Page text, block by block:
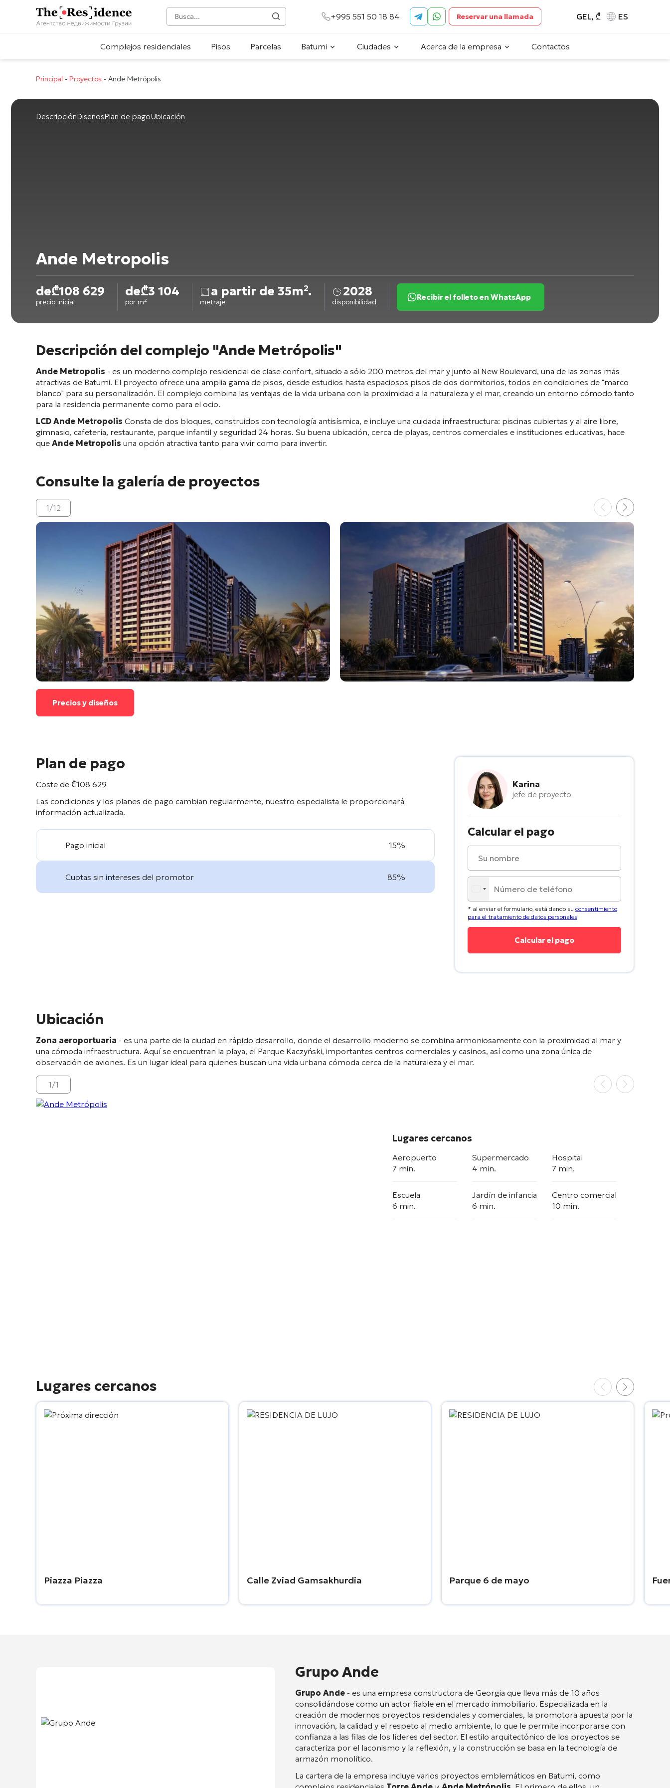
+995 551 50 18 84 Reservar una llamada GEL, ₾ ES
Complejos residenciales Pisos Parcelas Batumi Ciudades Acerca de la empresa Contactos
Principal - Proyectos - Ande Metrópolis
DescripciónDiseñosPlan de pagoUbicación
Ande Metropolis
de₾108 629
precio inicial
de₾3 104
por m²
a partir de 35m².
metraje
2028
disponibilidad Recibir el folleto en WhatsApp
Descripción del complejo "Ande Metrópolis"
Ande Metropolis - es un moderno complejo residencial de clase confort, situado a sólo 200 metros del mar y junto al New Boulevard, una de las zonas más
atractivas de Batumi. El proyecto ofrece una amplia gama de pisos, desde estudios hasta espaciosos pisos de dos dormitorios, todos en condiciones de "marco
blanco" para su personalización. El complejo combina las ventajas de la vida urbana con la proximidad a la naturaleza y el mar, creando un entorno cómodo tanto
para la residencia permanente como para el ocio.
LCD Ande Metropolis Consta de dos bloques, construidos con tecnología antisísmica, e incluye una cuidada infraestructura: piscinas cubiertas y al aire libre,
gimnasio, cafetería, restaurante, parque infantil y seguridad 24 horas. Su buena ubicación, cerca de playas, centros comerciales e instituciones educativas, hace
que Ande Metropolis una opción atractiva tanto para vivir como para invertir.
Consulte la galería de proyectos
1/12
Precios y diseños
Plan de pago
Coste de ₾108 629
Las condiciones y los planes de pago cambian regularmente, nuestro especialista le proporcionará
información actualizada.
Pago inicial 15%
Cuotas sin intereses del promotor 85%
Karina
jefe de proyecto
Calcular el pago
* al enviar el formulario, está dando su consentimiento
para el tratamiento de datos personales
Ubicación
Zona aeroportuaria - es una parte de la ciudad en rápido desarrollo, donde el desarrollo moderno se combina armoniosamente con la proximidad al mar y
una cómoda infraestructura. Aquí se encuentran la playa, el Parque Kaczyński, importantes centros comerciales y casinos, así como una zona única de
observación de aviones. Es un lugar ideal para quienes buscan una vida urbana cómoda cerca de la naturaleza y el mar.
1/1
Lugares cercanos
Aeropuerto
7 min.
Supermercado
4 min.
Hospital
7 min.
Escuela
6 min.
Jardín de infancia
6 min.
Centro comercial
10 min.
Lugares cercanos
Piazza Piazza Calle Zviad Gamsakhurdia Parque 6 de mayo
Grupo Ande
Grupo Ande - es una empresa constructora de Georgia que lleva más de 10 años
consolidándose como un actor fiable en el mercado inmobiliario. Especializada en la
creación de modernos proyectos residenciales y comerciales, la promotora apuesta por la
innovación, la calidad y el respeto al medio ambiente, lo que le permite incorporarse con
confianza a las filas de los líderes del sector. El estilo arquitectónico de los proyectos se
caracteriza por el laconismo y la reflexión, y la construcción se basa en la tecnología de
armazón monolítico.
La cartera de la empresa incluye varios proyectos emblemáticos en Batumi, como